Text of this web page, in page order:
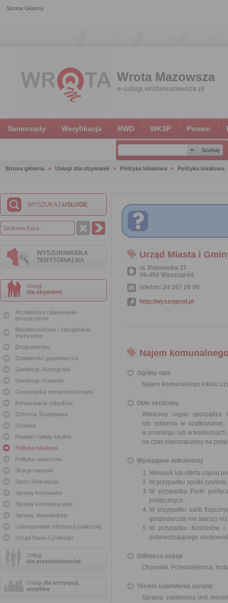
Strona Główna
Wrota Mazowsza
e-uslugi.wrotamazowsza.pl
Samorządy Weryfikacja RWD WKSP Pomoc
Strona główna Usługi dla obywateli Polityka lokalowa Polityka lokalowa
WYSZUKAJ USŁUGĘ
WYSZUKIWARKA
TERYTORIALNA
Usługi
dla obywateli
Architektura i planowanie
przestrzenne
Bezpieczeństwo i zarządzanie
kryzysowe
Drogownictwo
Działalność gospodarcza
Geodezja i Kartografia
Geodezja i Kataster
Gospodarka nieruchomościami
Konserwacja zabytków
Ochrona Środowiska
Oświata
Podatki i opłaty lokalne
Polityka lokalowa
Polityka społeczna
Skargi i wnioski
Sport i Rekreacja
Sprawy komunalne
Sprawy komunikacyjne
Sprawy obywatelskie
Udostępnianie informacji publicznej
Urząd Stanu Cywilnego
Usługi
dla przedsiębiorców
Usługi dla instytucji,
urzędów
Urząd Miasta i
ul. Rębowska 37
09-450 Wyszogród
telefon: 24 267 26 00
http://wyszogrod.pl
Najem
Ogólny opis
Najem komunalnego lokalu
Opis skrócony
Właściwy organ
lub oddania w
w przetargu lub w
na czas nieoznaczony na
Wymagane dokumenty
Wniosek lub oferta najmu
W przypadku spółki
W przypadku Partii
politycznych.
W przypadku osób
gospodarczej nie starszy
W przypadku Kościołów
potwierdzającego
Odbiorca usługi
Obywatel, Przedsiębiorca,
Termin załatwienia sprawy
Sprawa załatwiana jest